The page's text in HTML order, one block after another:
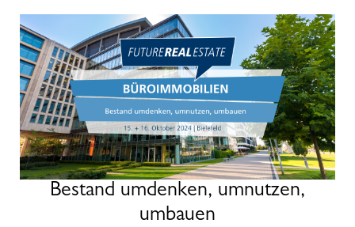
Bestand umdenken, umnutzen,
umbauen